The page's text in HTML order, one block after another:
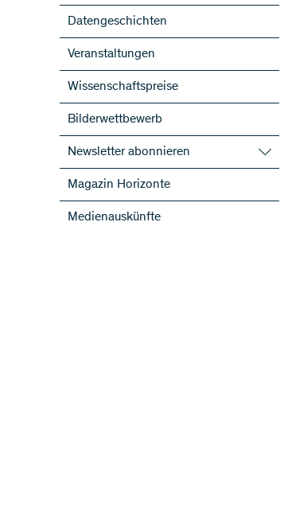
Datengeschichten
Veranstaltungen
Wissenschaftspreise
Bilderwettbewerb
Newsletter abonnieren
SNF-Newsletter abonnieren
Newsletter der NFP abonnieren
ScienceGeist
Magazin Horizonte
Medienauskünfte